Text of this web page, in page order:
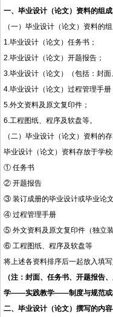
一、毕业设计（论文）资料的组
（一）毕业设计（论文）资料的
1.毕业设计（论文）任务书；
2.毕业设计（论文）开题报告；
3.毕业设计（论文）（包括：封
4.毕业设计（论文）过程管理手册
5.外文资料及原文复印件；
6.工程图纸、程序及软盘等。
（二）毕业设计（论文）资料的
毕业设计（论文）资料存放于学
① 任务书
② 开题报告
③ 装订成册的毕业设计或毕业论
④ 过程管理手册
⑤ 外文资料及原文复印件（独立装
⑥ 工程图纸、程序及软盘等
将上述各资料排序后一起放入填
（注：封面、任务书、开题报
学——实践教学——制度与规范或
二、毕业设计（论文）撰写的内